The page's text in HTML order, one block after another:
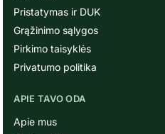
Pristatymas ir DUK
Grąžinimo sąlygos
Pirkimo taisyklės
Privatumo politika
APIE TAVO ODA
Apie mus